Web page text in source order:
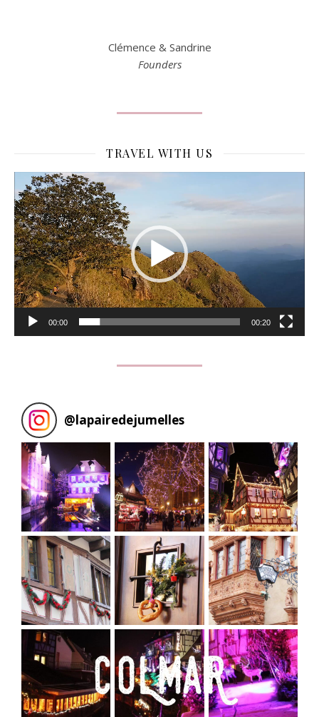
Clémence & Sandrine
Founders
TRAVEL WITH US
Lecteur
vidéo
00:00 00:20
@lapairedejumelles